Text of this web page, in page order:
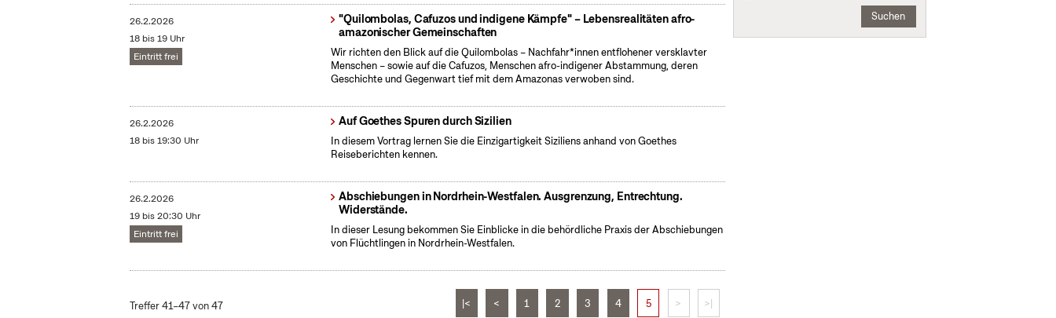
26.2.2026
18 bis 19 Uhr
Eintritt frei
"Quilombolas, Cafuzos und indigene Kämpfe" – Lebensrealitäten afro-
amazonischer Gemeinschaften
Wir richten den Blick auf die Quilombolas – Nachfahr*innen entflohener versklavter
Menschen – sowie auf die Cafuzos, Menschen afro-indigener Abstammung, deren
Geschichte und Gegenwart tief mit dem Amazonas verwoben sind.
26.2.2026
18 bis 19:30 Uhr
Auf Goethes Spuren durch Sizilien
In diesem Vortrag lernen Sie die Einzigartigkeit Siziliens anhand von Goethes
Reiseberichten kennen.
26.2.2026
19 bis 20:30 Uhr
Eintritt frei
Abschiebungen in Nordrhein-Westfalen. Ausgrenzung, Entrechtung.
Widerstände.
In dieser Lesung bekommen Sie Einblicke in die behördliche Praxis der Abschiebungen
von Flüchtlingen in Nordrhein-Westfalen.
Treffer 41–47 von 47 |< < 1 2 3 4 5 > >|
Suchen